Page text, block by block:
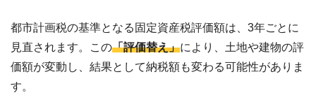
都市計画税の基準となる固定資産税評価額は、3年ごとに
見直されます。この「評価替え」により、土地や建物の評
価額が変動し、結果として納税額も変わる可能性がありま
す。